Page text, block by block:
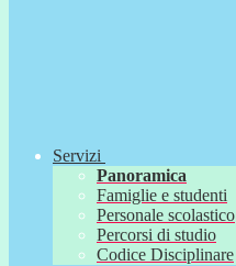
Servizi
Panoramica
Famiglie e studenti
Personale scolastico
Percorsi di studio
Codice Disciplinare